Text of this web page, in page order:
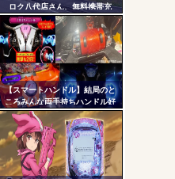
ロク八代店さん、無料携帯充
電・24時間の仮設トイレ解放・
飲料水の無料配布を開始
【スマートハンドル】結局のと
ころみんな両手持ちハンドル好
きなの？